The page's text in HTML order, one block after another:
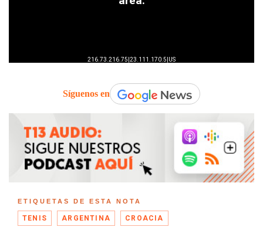
Síguenos en
ETIQUETAS DE ESTA NOTA
TENIS ARGENTINA CROACIA